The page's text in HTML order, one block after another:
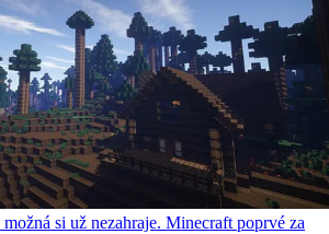
si už nezahraje. Minecraft poprvé za